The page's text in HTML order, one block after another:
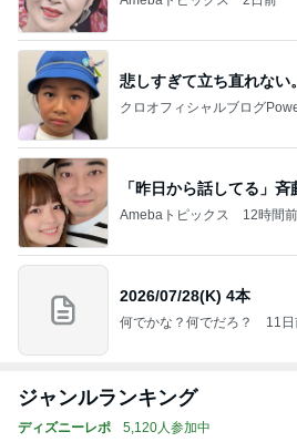
悲しすぎて立ち直れない。
クロオフィシャルブログ
「昨日から話してる」
Amebaトピックス 12時間前
2026/07/28(K) 4本
何でかな？何でだろ？ 11
ジャンルランキング
ディズニーレポ 5,120人参加中